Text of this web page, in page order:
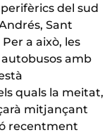
del sud
Sant
a això, les
amb
quals la meitat,
mitjançant
recentment